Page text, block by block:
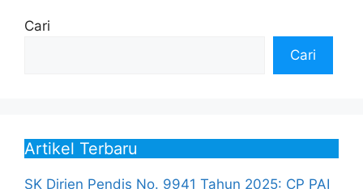
Cari
Cari
Artikel Terbaru
SK Dirjen Pendis No. 9941 Tahun 2025: CP PAI